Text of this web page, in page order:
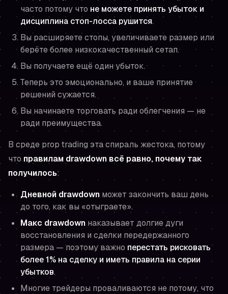
часто потому что не можете принять убыток и
дисциплина стоп-лосса рушится.
Вы расширяете стопы, увеличиваете размер или
берёте более низкокачественный сетап.
Вы получаете ещё один убыток.
Теперь это эмоционально, и ваше принятие
решений сужается.
Вы начинаете торговать ради облегчения — не
ради преимущества.
В среде prop trading эта спираль жестока, потому
что правилам drawdown всё равно, почему так
получилось:
Дневной drawdown может закончить ваш день
до того, как вы «отыграете».
Макс drawdown наказывает долгие дуги
восстановления и сделки передержанного
размера — поэтому важно перестать рисковать
более 1% на сделку и иметь правила на серии
убытков.
Многие трейдеры проваливаются не потому, что